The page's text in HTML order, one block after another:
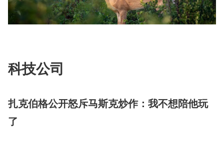
科技公司
扎克伯格公开怒斥马斯克炒作：我不想陪他玩
了